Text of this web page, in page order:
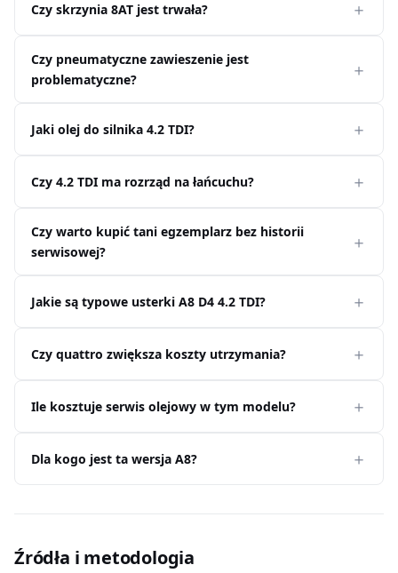
Czy skrzynia 8AT jest trwała?
Czy pneumatyczne zawieszenie jest
problematyczne?
Jaki olej do silnika 4.2 TDI?
Czy 4.2 TDI ma rozrząd na łańcuchu?
Czy warto kupić tani egzemplarz bez historii
serwisowej?
Jakie są typowe usterki A8 D4 4.2 TDI?
Czy quattro zwiększa koszty utrzymania?
Ile kosztuje serwis olejowy w tym modelu?
Dla kogo jest ta wersja A8?
Źródła i metodologia